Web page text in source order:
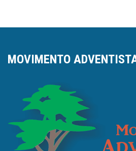
MOVIMENTO